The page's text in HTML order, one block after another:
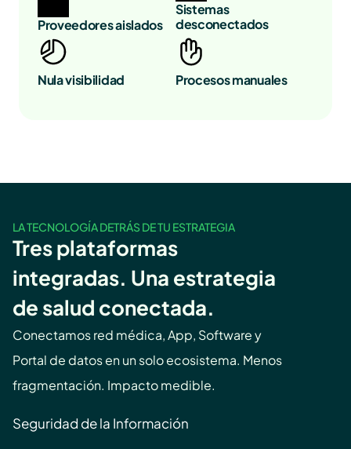
Proveedores aislados
Sistemas
desconectados
Nula visibilidad Procesos manuales
LA TECNOLOGÍA DETRÁS DE TU ESTRATEGIA
Tres plataformas
integradas. Una estrategia
de salud conectada.
Conectamos red médica, App, Software y
Portal de datos en un solo ecosistema. Menos
fragmentación. Impacto medible.
Seguridad de la Información